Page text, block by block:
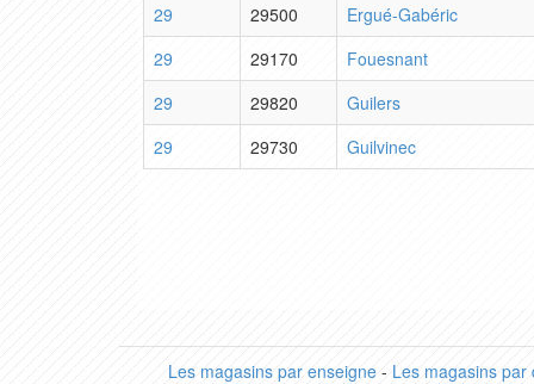
29
29500
Ergué-Gabéric
29
29170
Fouesnant
29
29820
Guilers
29
29730 Guilvinec
Les magasins par enseigne- Les magasins par